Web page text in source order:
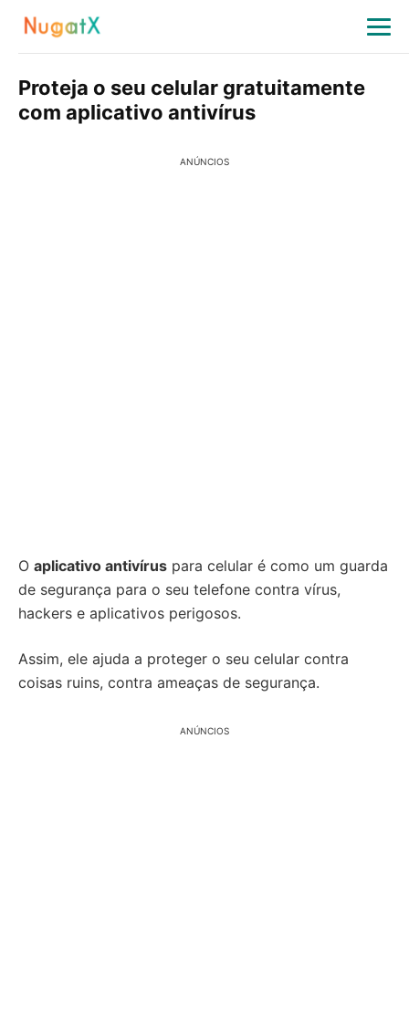
Proteja o seu celular gratuitamente
com aplicativo antivírus
ANÚNCIOS
O aplicativo antivírus para celular é como um guarda
de segurança para o seu telefone contra vírus,
hackers e aplicativos perigosos.
Assim, ele ajuda a proteger o seu celular contra
coisas ruins, contra ameaças de segurança.
ANÚNCIOS